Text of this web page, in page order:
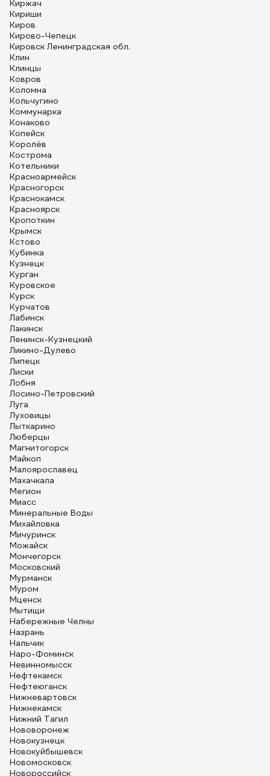
Киржач
Кириши
Киров
Кирово-Чепецк
Кировск Ленинградская обл.
Клин
Клинцы
Ковров
Коломна
Кольчугино
Коммунарка
Конаково
Копейск
Королёв
Кострома
Котельники
Красноармейск
Красногорск
Краснокамск
Красноярск
Кропоткин
Крымск
Кстово
Кубинка
Кузнецк
Курган
Куровское
Курск
Курчатов
Лабинск
Лакинск
Ленинск-Кузнецкий
Ликино-Дулево
Липецк
Лиски
Лобня
Лосино-Петровский
Луга
Луховицы
Лыткарино
Люберцы
Магнитогорск
Майкоп
Малоярославец
Махачкала
Мегион
Миасс
Минеральные Воды
Михайловка
Мичуринск
Можайск
Мончегорск
Московский
Мурманск
Муром
Мценск
Мытищи
Набережные Челны
Назрань
Нальчик
Наро-Фоминск
Невинномысск
Нефтекамск
Нефтеюганск
Нижневартовск
Нижнекамск
Нижний Тагил
Нововоронеж
Новокузнецк
Новокуйбышевск
Новомосковск
Новороссийск